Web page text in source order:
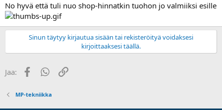
No hyvä että tuli nuo shop-hinnatkin tuohon jo valmiiksi esille
Sinun täytyy kirjautua sisään tai rekisteröityä voidaksesi
kirjoittaaksesi täällä.
Jaa: FacebookWhatsApp
Linkki
MP-tekniikka